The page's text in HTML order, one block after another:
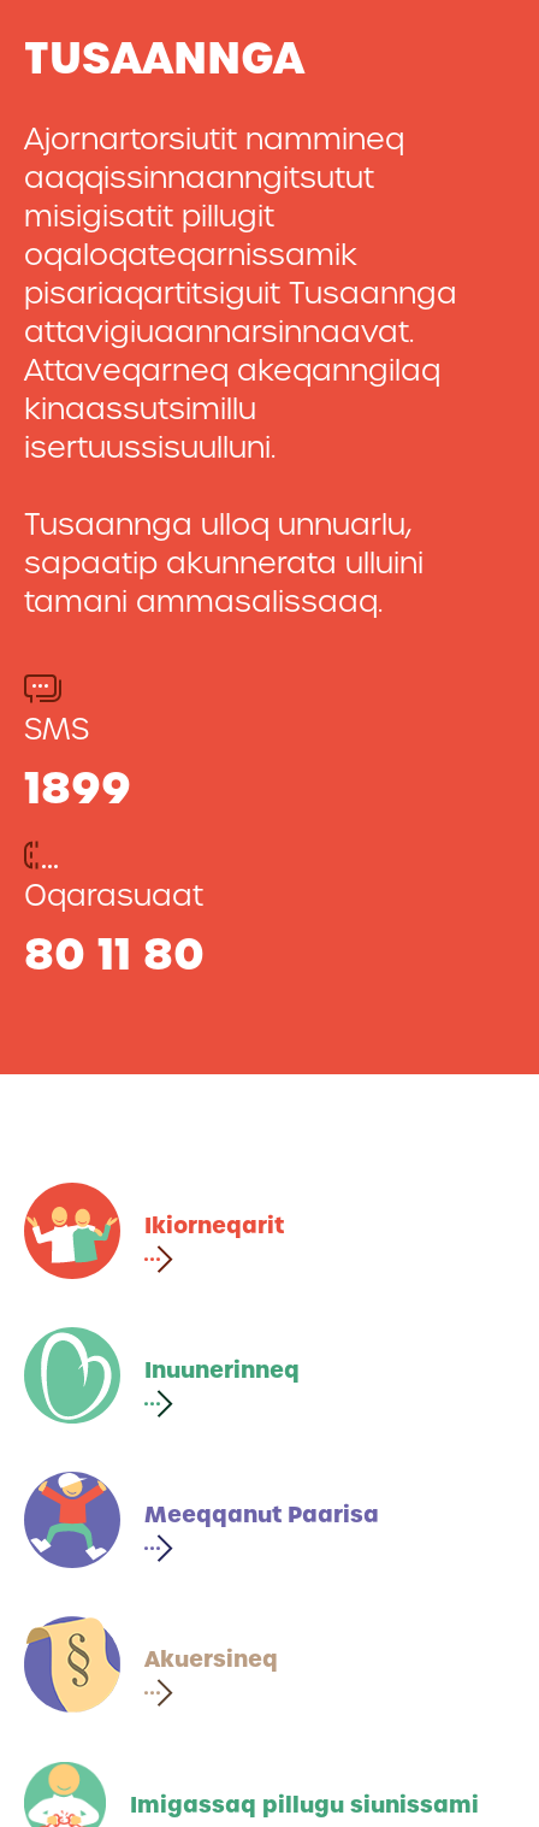
TUSAANNGA
Ajornartorsiutit nammineq
aaqqissinnaanngitsutut
misigisatit pillugit
oqaloqateqarnissamik
pisariaqartitsiguit Tusaannga
attavigiuaannarsinnaavat.
Attaveqarneq akeqanngilaq
kinaassutsimillu
isertuussisuulluni.
Tusaannga ulloq unnuarlu,
sapaatip akunnerata ulluini
tamani ammasalissaaq.
SMS
1899
Oqarasuaat
80 11 80
Ikiorneqarit
Inuunerinneq
Meeqqanut Paarisa
Akuersineq
Imigassaq pillugu siunissami